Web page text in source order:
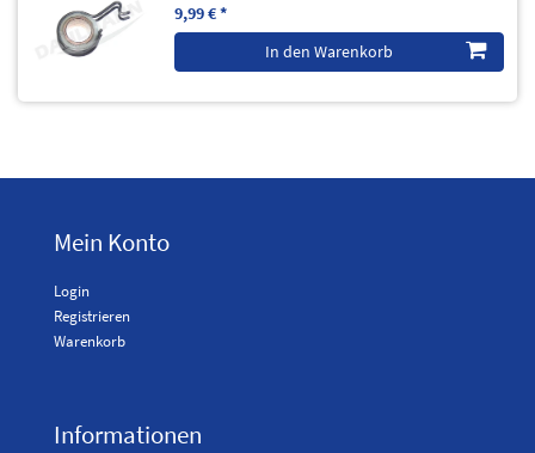
9,99 € *
In den Warenkorb
Mein Konto
Login
Registrieren
Warenkorb
Informationen